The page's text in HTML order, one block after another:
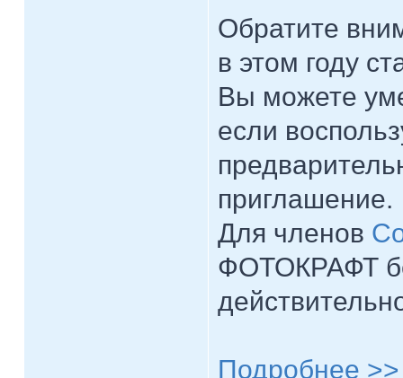
Обратите
в этом году
Вы можете
если
приглашение.
Для членов
ФОТОКРАФТ
Подробнее >>